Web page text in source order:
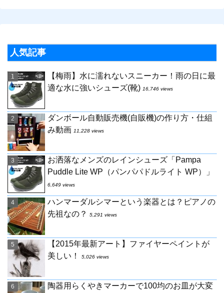
人気記事
【梅雨】水に濡れないスニーカー！雨の日に最
適な水に強いシューズ(靴) 16,746 views
ダンボール自動販売機(自販機)の作り方・仕組
み動画 11,228 views
お洒落なメンズのレインシューズ「Pampa
Puddle Lite WP（パンパパドルライト WP）」
6,649 views
ハンマーダルシマーという楽器とは？ピアノの
先祖なの？
5,291 views
【2015年最新アート】ファイヤーペイントが
美しい！
5,026 views
陶器用らくやきマーカーで100均のお皿が大変